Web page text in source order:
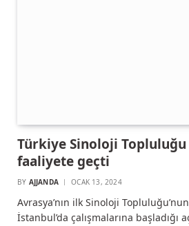
Türkiye Sinoloji Topluluğu
faaliyete geçti
BY AJJANDA OCAK 13, 2024
Avrasya’nın ilk Sinoloji
İstanbul’da çalışmalarına başladığı